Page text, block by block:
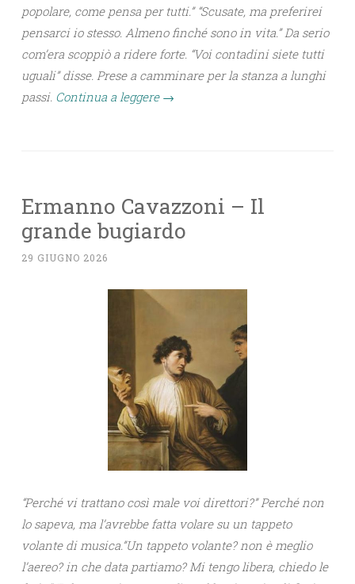
popolare, come pensa per tutti.” “Scusate, ma preferirei
pensarci io stesso. Almeno finché sono in vita.” Da serio
com’era scoppiò a ridere forte. “Voi contadini siete tutti
uguali” disse. Prese a camminare per la stanza a lunghi
passi. Continua a leggere →
Ermanno Cavazzoni – Il
grande bugiardo
29 GIUGNO 2026
“Perché vi trattano così male voi direttori?” Perché non
lo sapeva, ma l’avrebbe fatta volare su un tappeto
volante di musica.”Un tappeto volante? non è meglio
l’aereo? in che data partiamo? Mi tengo libera, chiedo le